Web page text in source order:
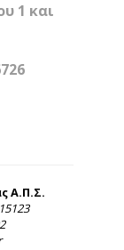
1 και
Α.Π.Σ.